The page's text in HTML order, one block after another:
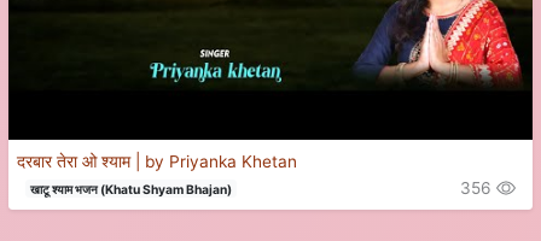
दरबार तेरा ओ श्याम | by Priyanka Khetan
खाटू श्याम भजन (Khatu Shyam Bhajan) 356